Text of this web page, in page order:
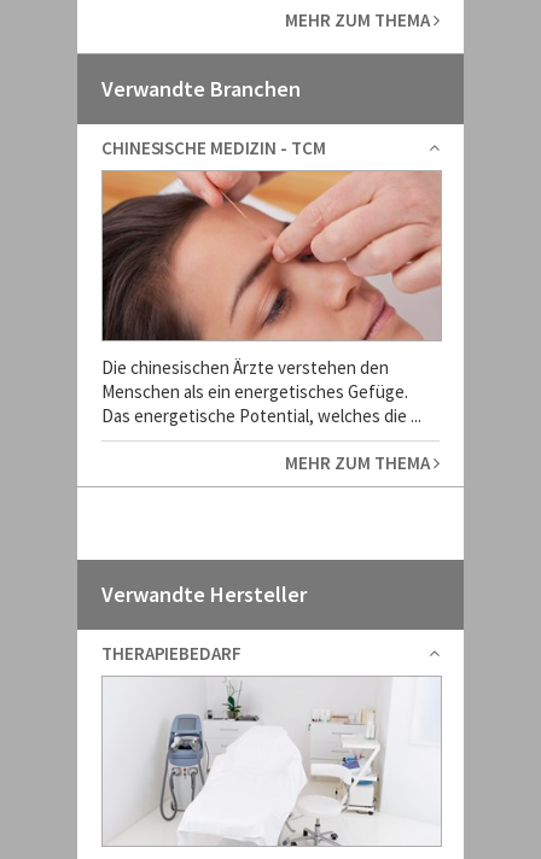
MEHR ZUM THEMA
Verwandte Branchen
CHINESISCHE MEDIZIN - TCM
Die chinesischen Ärzte verstehen den
Menschen als ein energetisches Gefüge.
Das energetische Potential, welches die ...
MEHR ZUM THEMA
Verwandte Hersteller
THERAPIEBEDARF